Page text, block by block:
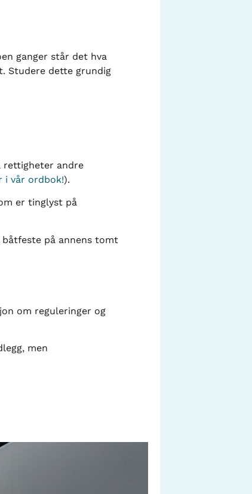
ganger står det hva
Studere dette grundig
rettigheter andre
i vår ordbok!).
er tinglyst på
på annens tomt
om reguleringer og
men